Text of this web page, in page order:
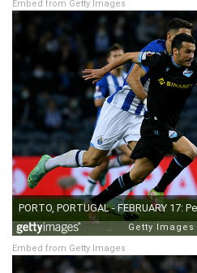
Embed from Getty Images
Embed from Getty Images